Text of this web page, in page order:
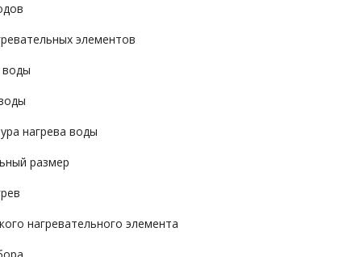
элементов
воды
нагрева воды
размер
нагревательного элемента